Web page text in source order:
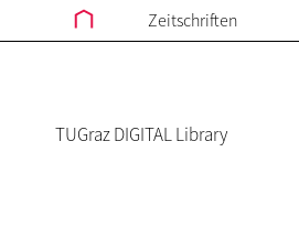
Zeitschriften
TUGraz DIGITAL Library